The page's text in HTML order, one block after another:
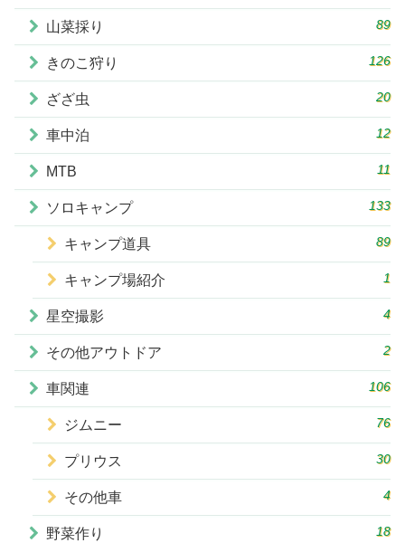
山菜採り 89
きのこ狩り 126
ざざ虫 20
車中泊 12
MTB 11
ソロキャンプ 133
キャンプ道具 89
キャンプ場紹介 1
星空撮影 4
その他アウトドア 2
車関連 106
ジムニー 76
プリウス 30
その他車 4
野菜作り 18